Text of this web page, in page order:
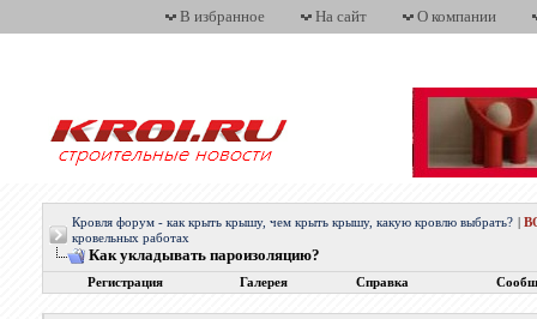
В избранное На сайт О компании
Кровля форум - как крыть крышу, чем крыть крышу, какую кровлю выбрать?
кровельных работах
Как укладывать пароизоляцию?
Регистрация Галерея Справка